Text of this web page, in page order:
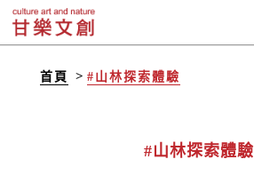
首頁 #山林探索體驗
#山林探索體驗